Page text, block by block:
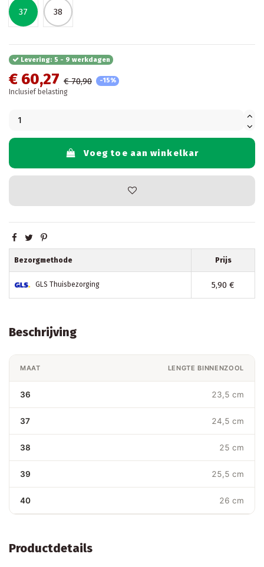
37 38
Levering: 5 - 9 werkdagen
€ 60,27 € 70,90
-15%
Inclusief belasting
Voeg toe aan winkelkar
Bezorgmethode Prijs
GLS Thuisbezorging 5,90 €
Beschrijving
MAAT LENGTE BINNENZOOL
36 23,5 cm
37 24,5 cm
38 25 cm
39 25,5 cm
40 26 cm
Productdetails